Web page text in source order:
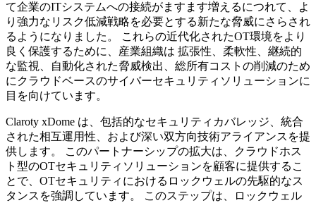
て企業のITシステムへの接続がますます増えるにつれて、よ
り強力なリスク低減戦略を必要とする新たな脅威にさらされ
るようになりました。 これらの近代化されたOT環境をより
良く保護するために、産業組織は 拡張性、柔軟性、継続的
な監視、自動化された脅威検出、総所有コストの削減のため
にクラウドベースのサイバーセキュリティソリューションに
目を向けています。
Claroty xDome は、包括的なセキュリティカバレッジ、統合
された相互運用性、および深い双方向技術アライアンスを提
供します。 このパートナーシップの拡大は、クラウドホス
ト型のOTセキュリティソリューションを顧客に提供するこ
とで、OTセキュリティにおけるロックウェルの先駆的なス
タンスを強調しています。 このステップは、ロックウェル